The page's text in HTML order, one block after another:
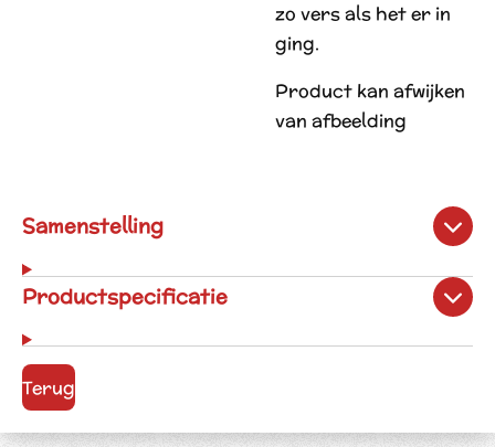
zo vers als het er in
ging.
Product kan afwijken
van afbeelding
Samenstelling
Productspecificatie
Terug